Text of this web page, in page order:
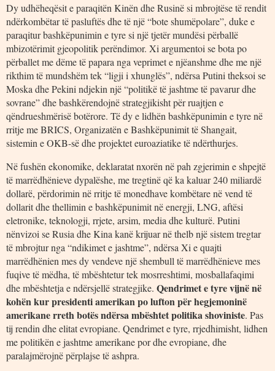
Dy udhëheqësit e paraqitën Kinën dhe Rusinë si mbrojtëse të rendit
ndërkombëtar të pasluftës dhe të një “bote shumëpolare”, duke e
paraqitur bashkëpunimin e tyre si një tjetër mundësi përballë
mbizotërimit gjeopolitik perëndimor. Xi argumentoi se bota po
përballet me dëme të papara nga veprimet e njëanshme dhe me një
rikthim të mundshëm tek “ligji i xhunglës”, ndërsa Putini theksoi se
Moska dhe Pekini ndjekin një “politikë të jashtme të pavarur dhe
sovrane” dhe bashkërendojnë strategjikisht për ruajtjen e
qëndrueshmërisë botërore. Të dy e lidhën bashkëpunimin e tyre në
rritje me BRICS, Organizatën e Bashkëpunimit të Shangait,
sistemin e OKB-së dhe projektet euroaziatike të ndërthurjes.
Në fushën ekonomike, deklaratat nxorën në pah zgjerimin e shpejtë
të marrëdhënieve dypalëshe, me tregtinë që ka kaluar 240 miliardë
dollarë, përdorimin në rritje të monedhave kombëtare në vend të
dollarit dhe thellimin e bashkëpunimit në energji, LNG, aftësi
eletronike, teknologji, rrjete, arsim, media dhe kulturë. Putini
nënvizoi se Rusia dhe Kina kanë krijuar në thelb një sistem tregtar
të mbrojtur nga “ndikimet e jashtme”, ndërsa Xi e quajti
marrëdhënien mes dy vendeve një shembull të marrëdhënieve mes
fuqive të mëdha, të mbështetur tek mosrreshtimi, mosballafaqimi
dhe mbështetja e ndërsjellë strategjike. Qendrimet e tyre vijnë në
kohën kur presidenti amerikan po lufton për hegjemoninë
amerikane rreth botës ndërsa mbështet politika shoviniste. Pas
tij rendin dhe elitat evropiane. Qendrimet e tyre, rrjedhimisht, lidhen
me politikën e jashtme amerikane por dhe evropiane, dhe
paralajmërojnë përplajse të ashpra.